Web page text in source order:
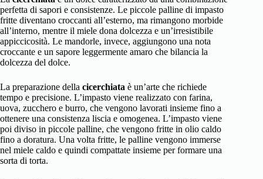
perfetta di sapori e consistenze. Le piccole palline di impasto
fritte diventano croccanti all’esterno, ma rimangono morbide
all’interno, mentre il miele dona dolcezza e un’irresistibile
appiccicosità. Le mandorle, invece, aggiungono una nota
croccante e un sapore leggermente amaro che bilancia la
dolcezza del dolce.
La preparazione della cicerchiata è un’arte che richiede
tempo e precisione. L’impasto viene realizzato con farina,
uova, zucchero e burro, che vengono lavorati insieme fino a
ottenere una consistenza liscia e omogenea. L’impasto viene
poi diviso in piccole palline, che vengono fritte in olio caldo
fino a doratura. Una volta fritte, le palline vengono immerse
nel miele caldo e quindi compattate insieme per formare una
sorta di torta.